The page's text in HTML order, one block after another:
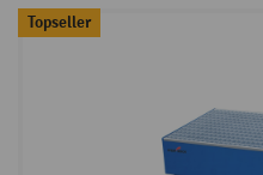
Topseller